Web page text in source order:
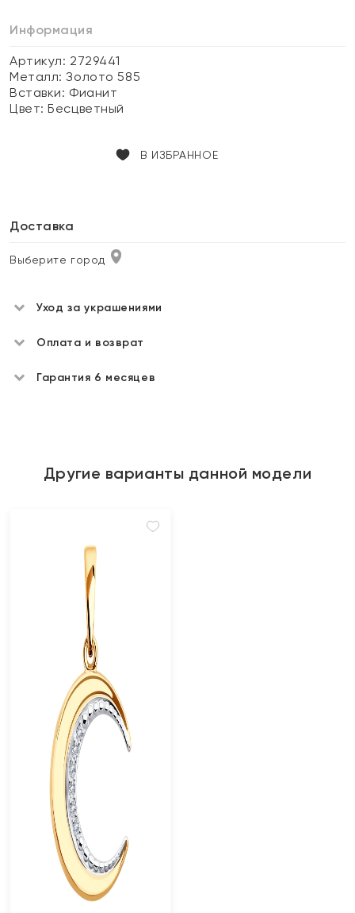
Информация
Артикул: 2729441
Металл:Золото 585
Вставки: Фианит
Цвет:Бесцветный
В ИЗБРАННОЕ
Доставка
Выберите город
Уход за украшениями
Оплата и возврат
Гарантия 6 месяцев
Другие варианты данной модели